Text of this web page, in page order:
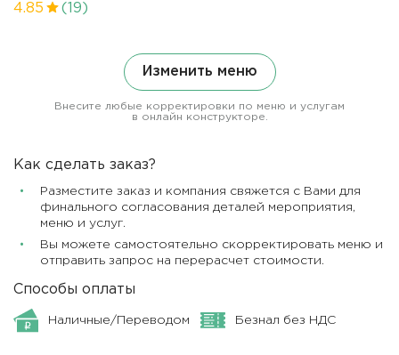
4.85 (19)
Изменить меню
Внесите любые корректировки по меню и услугам
в онлайн конструкторе.
Как сделать заказ?
Разместите заказ и компания свяжется с Вами для
финального согласования деталей мероприятия,
меню и услуг.
Вы можете самостоятельно скорректировать меню и
отправить запрос на перерасчет стоимости.
Способы оплаты
Наличные/Переводом Безнал без НДС